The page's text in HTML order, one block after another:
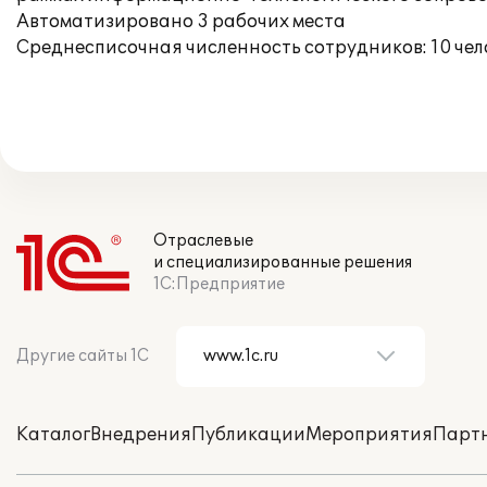
Автоматизировано 3 рабочих места
Среднесписочная численность сотрудников: 10
Отраслевые
и специализированные решения
1С:Предприятие
Другие сайты 1С
КаталогВнедренияПубликацииМероприятия